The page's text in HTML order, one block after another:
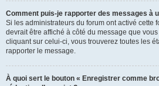
Comment puis-je rapporter des messages à
Si les administrateurs du forum ont activé cette
devrait être affiché à côté du message que
cliquant sur celui-ci, vous trouverez toutes les
rapporter le message.
À quoi sert le bouton « Enregistrer comme